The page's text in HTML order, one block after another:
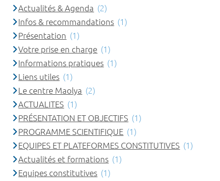
Actualités & Agenda (2)
Infos & recommandations (1)
Présentation (1)
Votre prise en charge (1)
Informations pratiques (1)
Liens utiles (1)
Le centre Maolya (2)
ACTUALITES (1)
PRÉSENTATION ET OBJECTIFS (1)
PROGRAMME SCIENTIFIQUE (1)
EQUIPES ET PLATEFORMES CONSTITUTIVES (1)
Actualités et formations (1)
Equipes constitutives (1)